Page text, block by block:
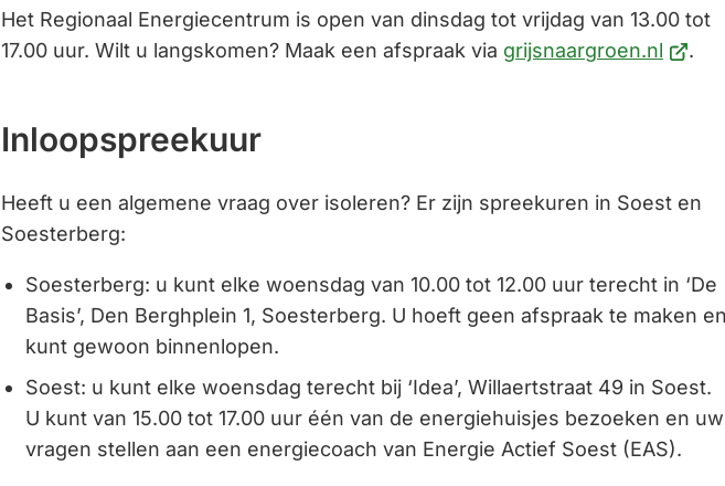
Het Regionaal Energiecentrum is open van dinsdag tot vrijdag van 13.00 tot
17.00 uur. Wilt u langskomen? Maak een afspraak via grijsnaargroen.nl .
Inloopspreekuur
Heeft u een algemene vraag over isoleren? Er zijn spreekuren in Soest en
Soesterberg:
Soesterberg: u kunt elke woensdag van 10.00 tot 12.00 uur terecht in ‘De
Basis’, Den Berghplein 1, Soesterberg. U hoeft geen afspraak te maken
kunt gewoon binnenlopen.
Soest: u kunt elke woensdag terecht bij ‘Idea’, Willaertstraat 49 in Soest.
U kunt van 15.00 tot 17.00 uur één van de energiehuisjes bezoeken en uw
vragen stellen aan een energiecoach van Energie Actief Soest (EAS).